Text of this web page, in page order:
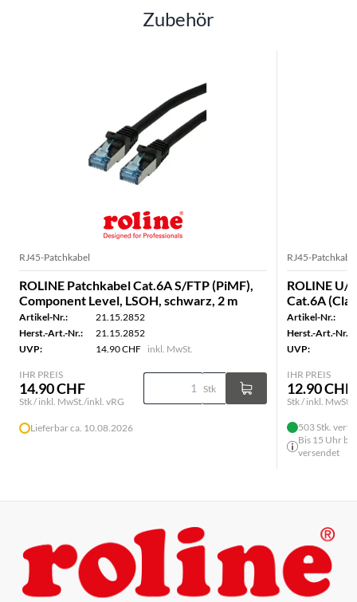
Zubehör
RJ45-Patchkabel
ROLINE Patchkabel Cat.6A S/FTP (PiMF),
Component Level, LSOH, schwarz, 2 m
Artikel-Nr.:
21.15.2852
Herst.-Art.-Nr.:
21.15.2852
UVP:
14.90 CHF inkl. MwSt.
IHR PREIS
14.90 CHF
Stk / inkl. MwSt./inkl. vRG
Stk
Lieferbar ca. 10.08.2026
RJ45-Patchkabel
ROLINE U/
Cat.6A
Artikel-Nr.:
Herst.-Art.-Nr.:
UVP:
IHR PREIS
12.90 CHF
Stk / inkl.
503 Stk.
Bis 15 Uhr
versendet